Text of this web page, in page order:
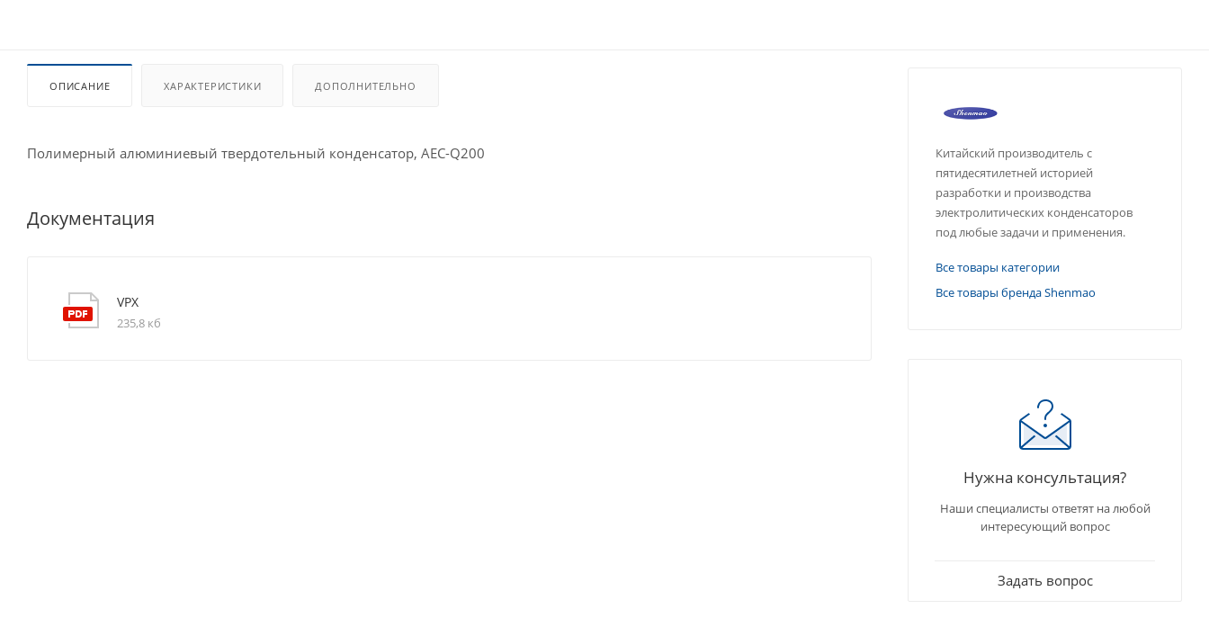
ОПИСАНИЕ ХАРАКТЕРИСТИКИ ДОПОЛНИТЕЛЬНО
Полимерный алюминиевый твердотельный конденсатор, AEC-Q200
Документация
VPX
235,8 кб
Китайский производитель с
пятидесятилетней историей
разработки и производства
электролитических конденсаторов
под любые задачи и применения.
Все товары категории
Все товары бренда Shenmao
Нужна консультация?
Наши специалисты ответят на любой
интересующий вопрос
Задать вопрос